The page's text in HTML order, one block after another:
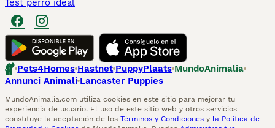
Test perro ideal
Pets4Homes Hastnet PuppyPlaats MundoAnimalia
Annunci Animali Lancaster Puppies
MundoAnimalia.com utiliza cookies en este sitio para mejorar tu
experiencia de usuario. El uso de este sitio web y otros servicios
constituye la aceptación de los Términos y Condiciones y la Política de